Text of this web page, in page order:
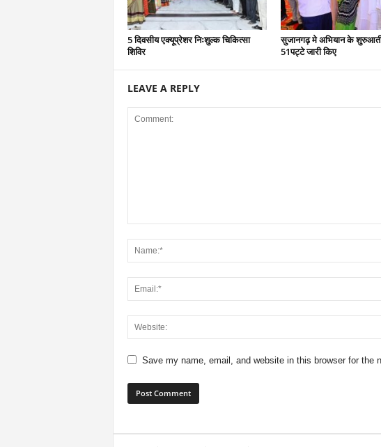
5 दिवसीय एक्यूप्रेशर निःशुल्क चिकित्सा
शिविर
सुजानगढ़ मे अभियान के
51पट्टे जारी किए
LEAVE A REPLY
Save my name, email, and website in this browser for the